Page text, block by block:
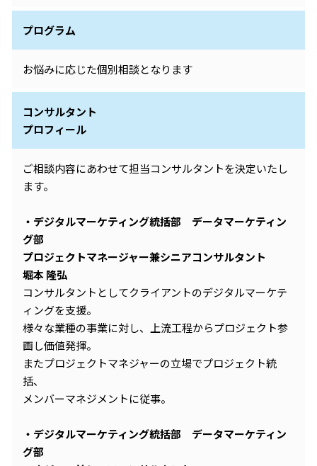
プログラム
お悩みに応じた個別相談となります
コンサルタント
プロフィール
ご相談内容にあわせて担当コンサルタントを決定いたし
ます。
・デジタルマーケティング統括部 データマーケティン
グ部
プロジェクトマネージャー兼シニアコンサルタント
堀本 隆弘
コンサルタントとしてクライアントのデジタルマーケテ
ィングを支援。
様々な業種の事業に対し、上流工程からプロジェクト参
画し価値発揮。
またプロジェクトマネジャーの立場でプロジェクト統
括、
メンバーマネジメントに従事。
・デジタルマーケティング統括部 データマーケティン
グ部